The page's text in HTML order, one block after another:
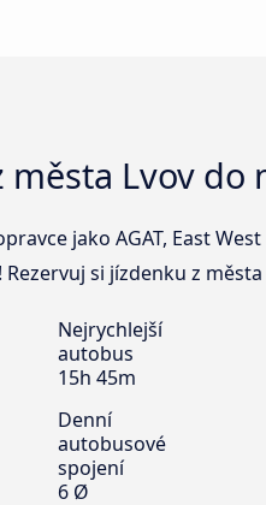
Lvov do
jako AGAT, East
si jízdenku z
Nejrychlejší
autobus
15h 45m
Denní
autobusové
spojení
6 Ø